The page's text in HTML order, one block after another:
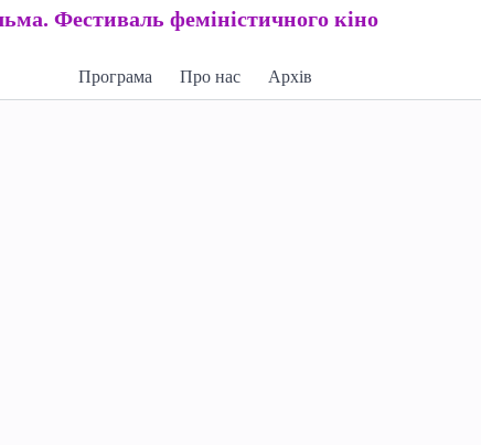
Фестиваль феміністичного кіно
Програма Про нас Архів